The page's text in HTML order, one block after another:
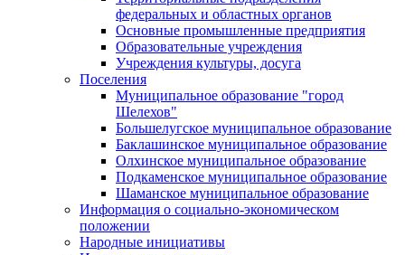
федеральных и областных органов
Основные промышленные предприятия
Образовательные учреждения
Учреждения культуры, досуга
Поселения
Муниципальное образование "город
Шелехов"
Большелугское муниципальное образование
Баклашинское муниципальное образование
Олхинское муниципальное образование
Подкаменское муниципальное образование
Шаманское муниципальное образование
Информация о социально-экономическом
положении
Народные инициативы